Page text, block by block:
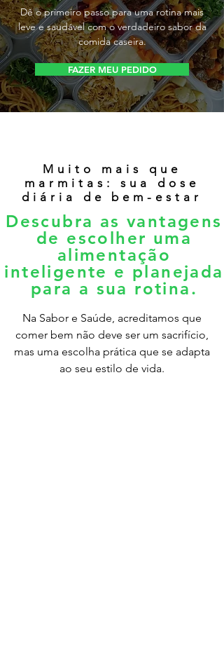
Dê o primeiro passo para uma rotina mais
leve e saudável com o verdadeiro sabor da
comida caseira.
FAZER MEU PEDIDO
Muito mais que
marmitas: sua dose
diária de bem-estar
Descubra as vantagens
de escolher uma
alimentação
inteligente e planejada
para a sua rotina.
Na Sabor e Saúde, acreditamos que
comer bem não deve ser um sacrifício,
mas uma escolha prática que se adapta
ao seu estilo de vida.